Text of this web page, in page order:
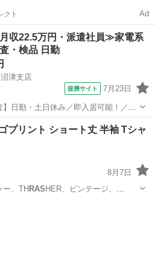
クト Ad
収22.5万円・派遣社員≫家電系
・検品 日勤
津支店
提携サイト 7月23日
日勤・土日休み／即入居可能！／伊
人で同じ職場で働き
プリント ショート丈 半袖 Tシャ
8月7日
ー、TH RAS HER、ビンテージ、